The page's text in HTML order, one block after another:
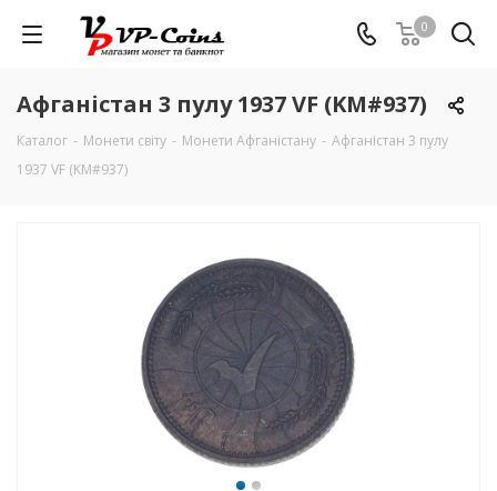
0
Афганістан 3 пулу 1937 VF (KM#937)
Каталог - Монети світу - Монети Афганістану - Афганістан 3 пулу
1937 VF (KM#937)